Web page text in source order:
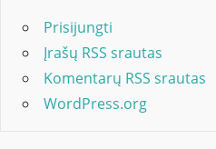
Prisijungti
Įrašų RSS srautas
Komentarų RSS srautas
WordPress.org